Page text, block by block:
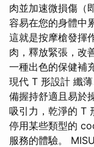
肉並加速微損傷（
容易在您的身體中
這就是按摩槍發揮
肉，釋放緊張，改
一種出色的保健補
現代 T 形設計 纖
備握持舒適且易於
吸引力，乾淨的 T
停用某些類型的
服務的體驗。